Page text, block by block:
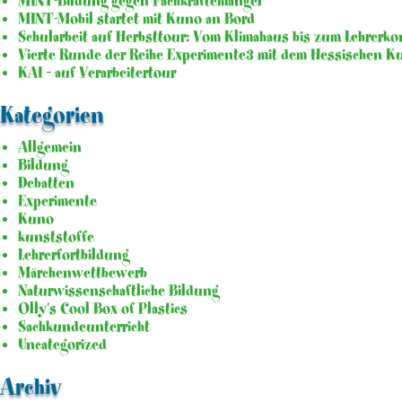
MINT-Mobil startet mit Kuno an Bord
Schularbeit auf Herbsttour: Vom Klimahaus bis zum
Vierte Runde der Reihe Experimente3 mit dem Hessischen
KAI – auf Verarbeitertour
Kategorien
Allgemein
Bildung
Debatten
Experimente
Kuno
kunststoffe
Lehrerfortbildung
Märchenwettbewerb
Naturwissenschaftliche Bildung
Olly's Cool Box of Plastics
Sachkundeunterricht
Uncategorized
Archiv